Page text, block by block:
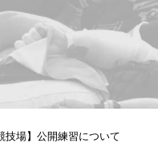
技場】公開練習について